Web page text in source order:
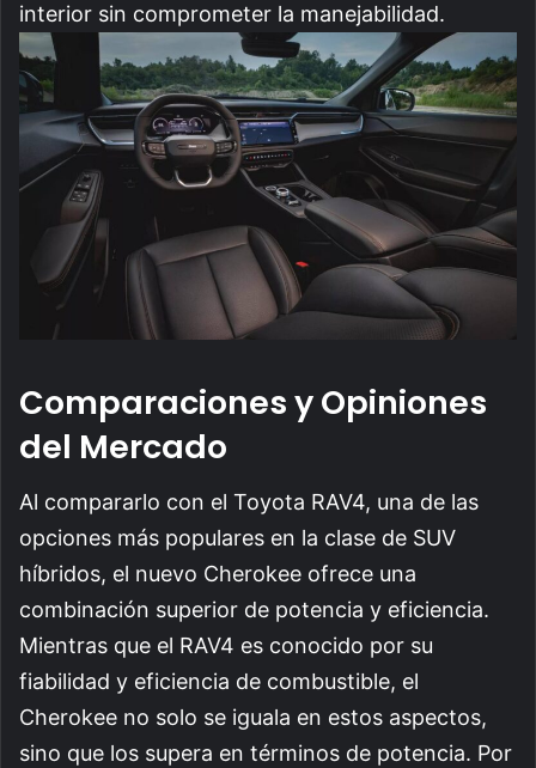
interior sin comprometer la manejabilidad.
Comparaciones y Opiniones
del Mercado
Al compararlo con el Toyota RAV4, una de las
opciones más populares en la clase de SUV
híbridos, el nuevo Cherokee ofrece una
combinación superior de potencia y eficiencia.
Mientras que el RAV4 es conocido por su
fiabilidad y eficiencia de combustible, el
Cherokee no solo se iguala en estos aspectos,
sino que los supera en términos de potencia. Por